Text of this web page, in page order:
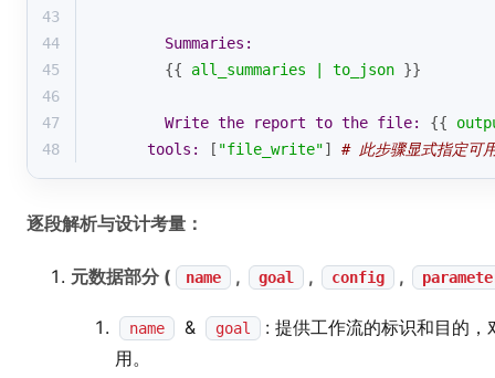
43
44
Summaries:
45
        {{
all_summaries to_json }}
46
47
Write the report to the file: {{
48
tools: [ "file_write"] # 此步骤显式指定可
逐段解析与设计考量：
元数据部分 ( name , goal , config ,
name & goal
: 提供工作流的标识和目的
用。